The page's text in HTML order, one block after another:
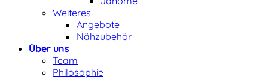
Weiteres
Angebote
Nähzubehör
Über uns
Team
Philosophie